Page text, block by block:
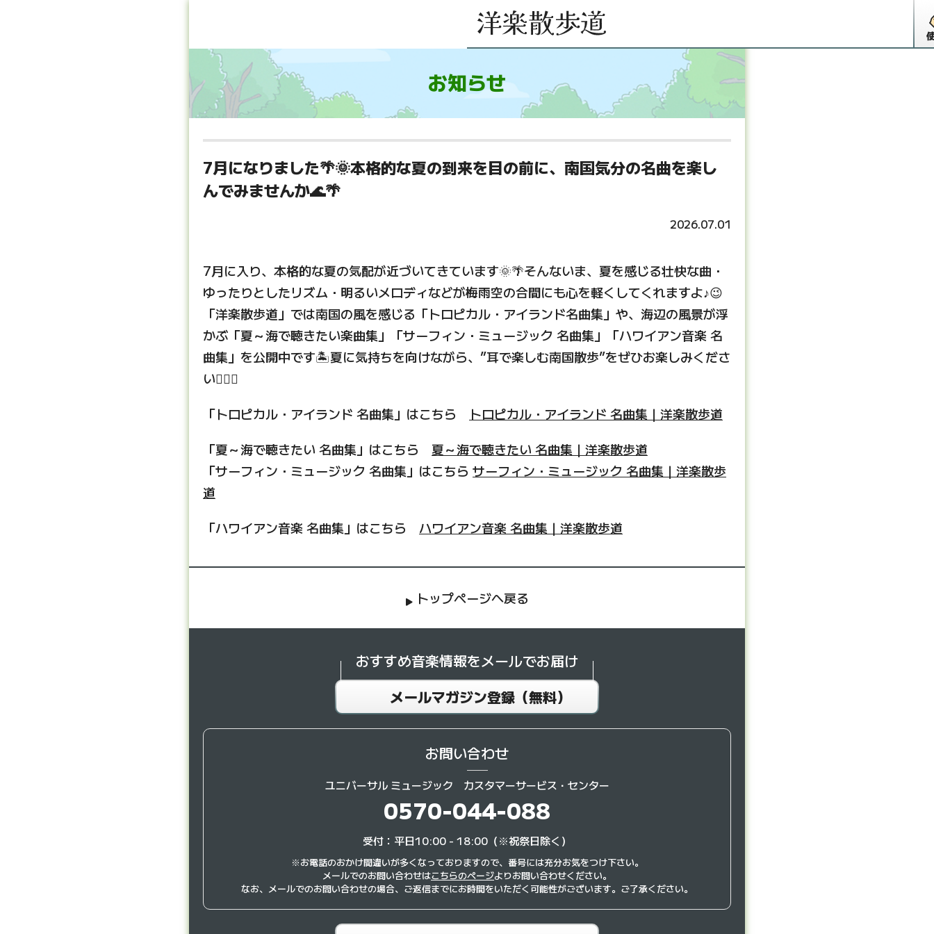
お知らせ
7月になりました🌴🌞本格的な夏の到来を目の前に、南国気分の名曲を楽し
んでみませんか🌊🌴
2026.07.01
7月に入り、本格的な夏の気配が近づいてきています🌞🌴そんないま、夏を感じる壮快な曲・
ゆったりとしたリズム・明るいメロディなどが梅雨空の合間にも心を軽くしてくれますよ♪😉
「洋楽散歩道」では南国の風を感じる「トロピカル・アイランド名曲集」や、海辺の風景が浮
かぶ「夏～海で聴きたい楽曲集」「サーフィン・ミュージック 名曲集」「ハワイアン音楽 名
曲集」を公開中です🏝️夏に気持ちを向けながら、”耳で楽しむ南国散歩”をぜひお楽しみくださ
い🏄‍♂️🌊
「トロピカル・アイランド 名曲集」はこちら
トロピカル・アイランド 名曲集｜洋楽散歩道
「夏～海で聴きたい 名曲集」はこちら 夏～海で聴きたい 名曲集｜洋楽散歩道
「サーフィン・ミュージック 名曲集」はこちら サーフィン・ミュージック 名曲集｜洋楽散歩
道
「ハワイアン音楽 名曲集」はこちら ハワイアン音楽 名曲集｜洋楽散歩道
トップページへ戻る
おすすめ音楽情報をメールでお届け
メールマガジン登録（無料）
お問い合わせ
ユニバーサル ミュージック カスタマーサービス・センター
0570-044-088
受付：平日10:00 - 18:00（※祝祭日除く）
※お電話のおかけ間違いが多くなっておりますので、番号には充分お気をつけ下さい。
メールでのお問い合わせはこちらのページよりお問い合わせください。
なお、メールでのお問い合わせの場合、ご返信までにお時間をいただく可能性がございます。ご了承ください。